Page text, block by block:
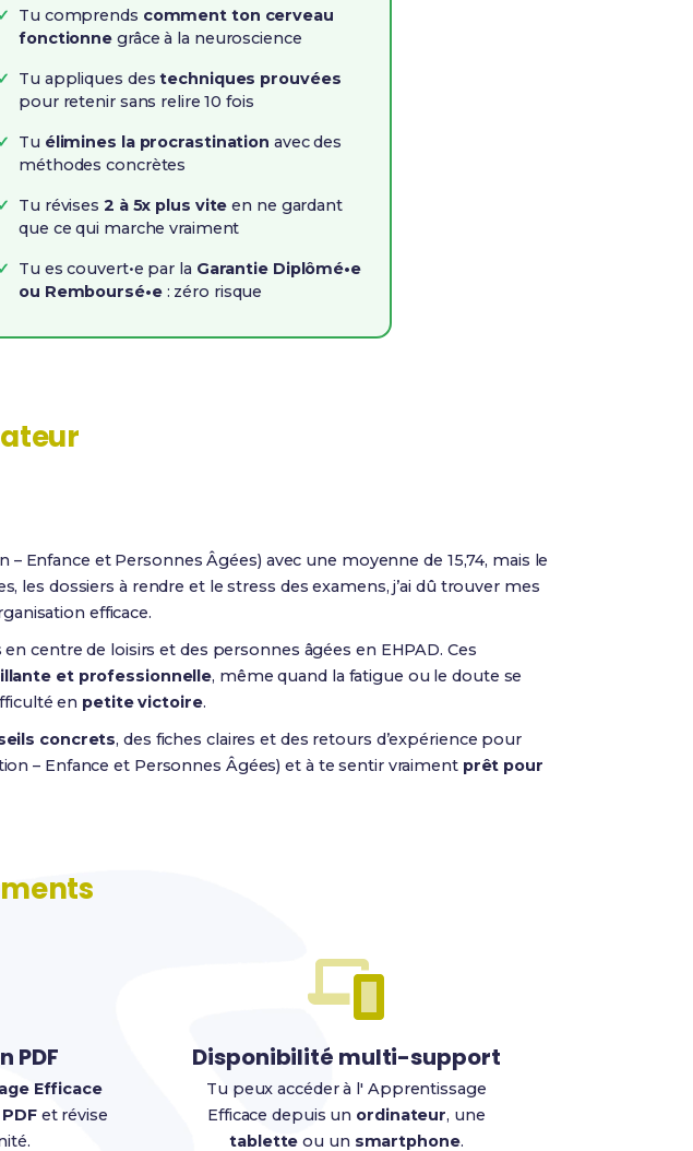
Tu comprends comment ton cerveau
fonctionne grâce à la neuroscience
Tu appliques destechniques prouvées
pour retenir sans relire 10 fois
Tu élimines la procrastination avec des
méthodes concrètes
Tu révises 2 à 5x plus vite en ne gardant
que ce qui marche vraiment
Tu es couvert•e par la Garantie Diplômé•e
ou Remboursé•e: zéro risque
Enfance et Personnes Âgées) avec une moyenne de 15,74, mais le
les dossiers à rendre et le stress des examens, j’ai dû trouver mes
efficace.
centre de loisirs et des personnes âgées en EHPAD. Ces
et professionnelle, même quand la fatigue ou le doute se
en petite victoire.
concrets, des fiches claires et des retours d’expérience pour
– Enfance et Personnes Âgées) et à te sentir vraiment prêt pour
PDF
Efficace
et révise
Disponibilité multi-support
Tu peux accéder à l' Apprentissage
Efficace depuis un ordinateur, une
tablette ou un smartphone.